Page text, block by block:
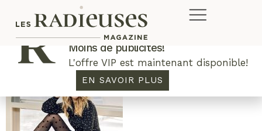
Plus de concours. Plus de rabais.
Moins de publicités!
L'offre VIP est maintenant disponible!
EN SAVOIR PLUS